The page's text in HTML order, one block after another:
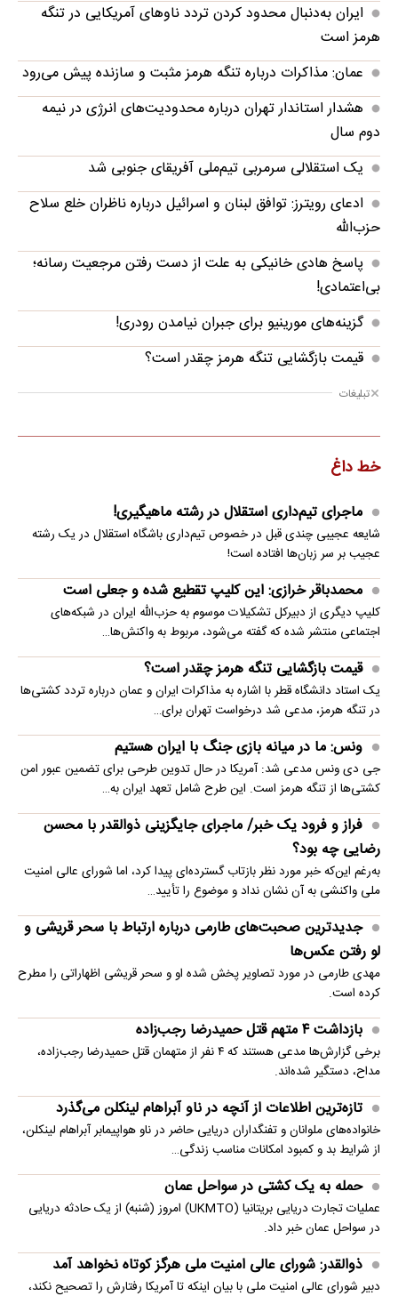
ایران به‌دنبال محدود کردن تردد ناوهای آمریکایی در تنگه
هرمز است
عمان: مذاکرات درباره تنگه هرمز مثبت و سازنده پیش می‌رود
هشدار استاندار تهران درباره محدودیت‌های انرژی در نیمه
دوم سال
یک استقلالی سرمربی تیم‌ملی آفریقای جنوبی شد
ادعای رویترز: توافق لبنان و اسرائیل درباره ناظران خلع سلاح
حزب‌الله
پاسخ هادی خانیکی به علت از دست رفتن مرجعیت رسانه؛
بی‌اعتمادی!
گزینه‌های مورینیو برای جبران نیامدن رودری!
قیمت بازگشایی تنگه هرمز چقدر است؟
تبلیغات
خط داغ
ماجرای تیم‌داری استقلال در رشته ماهیگیری!
شایعه عجیبی چندی قبل در خصوص تیم‌داری باشگاه استقلال در یک رشته
عجیب بر سر زبان‌ها افتاده است!
محمدباقر خرازی: این کلیپ تقطیع شده و جعلی است
کلیپ دیگری از دبیرکل تشکیلات موسوم به حزب‌الله ایران در شبکه‌های
اجتماعی منتشر شده که گفته می‌شود، مربوط به واکنش‌ها…
قیمت بازگشایی تنگه هرمز چقدر است؟
یک استاد دانشگاه قطر با اشاره به مذاکرات ایران و عمان درباره تردد کشتی‌ها
در تنگه هرمز، مدعی شد درخواست تهران برای…
ونس: ما در میانه بازی جنگ با ایران هستیم
جی دی ونس مدعی شد: آمریکا در حال تدوین طرحی برای تضمین عبور امن
کشتی‌ها از تنگه هرمز است. این طرح شامل تعهد ایران به…
فراز و فرود یک خبر/ ماجرای جایگزینی ذوالقدر با محسن
رضایی چه بود؟
به‌رغم این‌که خبر مورد نظر بازتاب گسترده‌ای پیدا کرد، اما شورای عالی امنیت
ملی واکنشی به آن نشان نداد و موضوع را تأیید…
جدیدترین صحبت‌های طارمی درباره ارتباط با سحر قریشی و
لو رفتن عکس‌ها
مهدی طارمی در مورد تصاویر پخش شده او و سحر قریشی اظهاراتی را مطرح
کرده است.
بازداشت ۴ متهم قتل حمیدرضا رجب‌زاده
برخی گزارش‌ها مدعی هستند که ۴ نفر از متهمان قتل حمیدرضا رجب‌زاده،
مداح، دستگیر شده‌اند.
تازه‌ترین اطلاعات از آنچه در ناو آبراهام لینکلن می‌گذرد
خانواده‌های ملوانان و تفنگداران دریایی حاضر در ناو هواپیمابر آبراهام لینکلن،
از شرایط بد و کمبود امکانات مناسب زندگی…
حمله به یک کشتی در سواحل عمان
عملیات تجارت دریایی بریتانیا (UKMTO) امروز (شنبه) از یک حادثه دریایی
در سواحل عمان خبر داد.
ذوالقدر: شورای عالی امنیت ملی هرگز کوتاه نخواهد آمد
دبیر شورای عالی امنیت ملی با بیان اینکه تا آمریکا رفتارش را تصحیح نکند،